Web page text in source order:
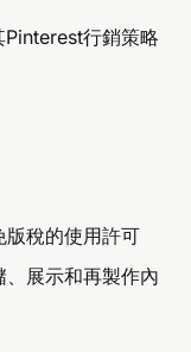
行銷策略
稅的使用許可
展示和再製作內